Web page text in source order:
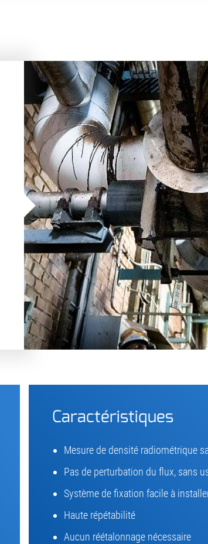
Caractéristiques
Mesure de densité radiométrique
Pas de perturbation du flux, sans
Système de fixation facile à
Haute répétabilité
Aucun réétalonnage nécessaire